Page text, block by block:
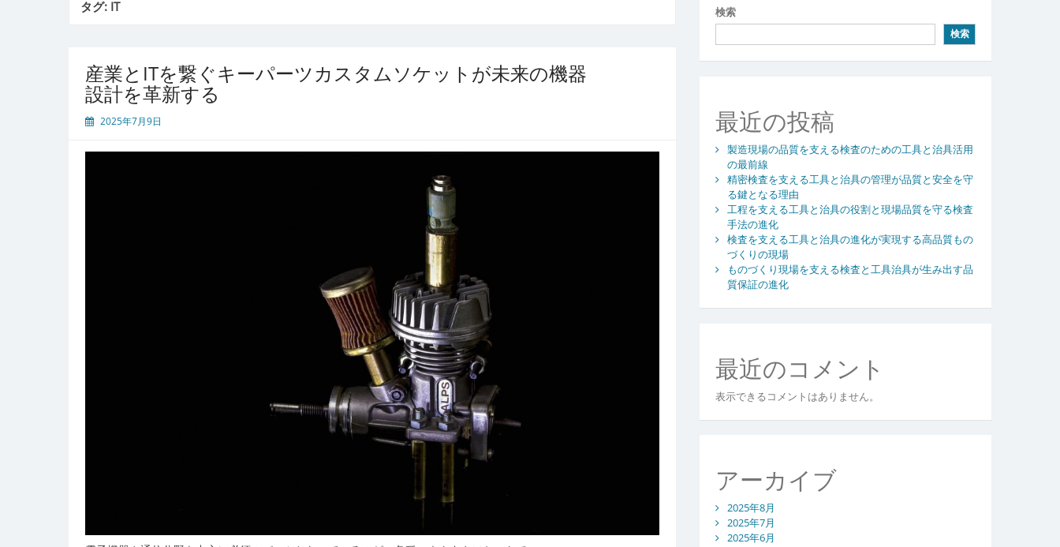
タグ: IT
産業とITを繋ぐキーパーツカスタムソケットが未来の機器
設計を革新する
2025年7月9日
検索
検索
最近の投稿
製造現場の品質を支える検査のための工具と治具活用
の最前線
精密検査を支える工具と治具の管理が品質と安全を守
る鍵となる理由
工程を支える工具と治具の役割と現場品質を守る検査
手法の進化
検査を支える工具と治具の進化が実現する高品質もの
づくりの現場
ものづくり現場を支える検査と工具治具が生み出す品
質保証の進化
最近のコメント
表示できるコメントはありません。
アーカイブ
2025年8月
2025年7月
2025年6月